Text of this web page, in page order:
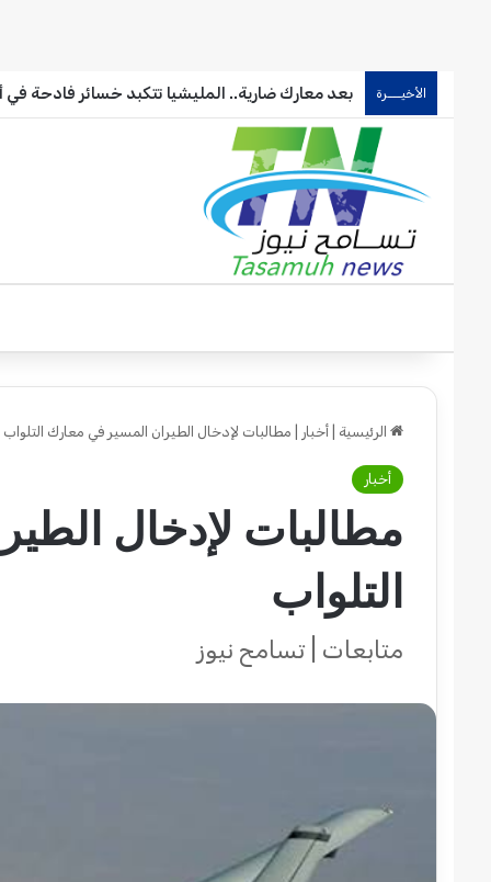
الأخيـــرة بعد معارك ضارية.. المليشيا تتكبد خسائر فادحة في
الرئيسية أخبار مطالبات لإدخال الطيران المسير في معارك التلواب
أخبار
مطالبات لإدخال
التلواب
متابعات | تسامح نيوز